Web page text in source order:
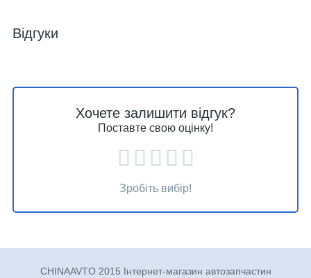
Відгуки
Хочете залишити відгук?
Поставте свою оцінку!
Зробіть вибір!
CHINAAVTO 2015 Інтернет-магазин автозапчастин